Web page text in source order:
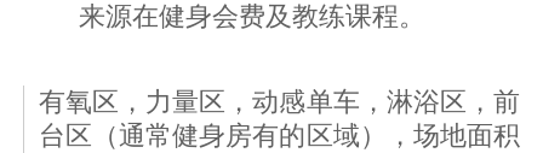
来源在健身会费及教练课程。
有氧区，力量区，动感单车，淋浴区，前
台区（通常健身房有的区域），场地面积